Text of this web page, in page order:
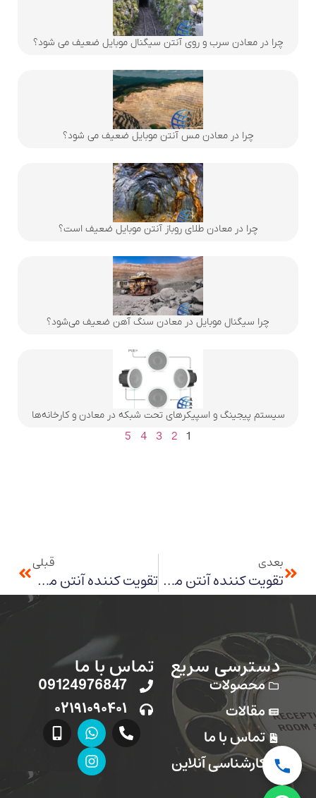
چرا در معادن سرب و روی آنتن سیگنال موبایل ضعیف می شود؟
چرا در معادن مس آنتن موبایل ضعیف می شود؟
چرا در معادن طلای روباز آنتن موبایل ضعیف است؟
چرا سیگنال موبایل در معادن سنگ آهن ضعیف می‌شود؟
سیستم پیجینگ و اسپیکرهای تحت شبکه در معادن و کارخانه‌ها
1
2
3
4
5
بعدی
تقویت کننده آنتن موبایل در معادن استان فارس
قبلی
تقویت کننده آنتن موبایل در معادن سیستان و بلوچستان
دسترسی سریع
محصولات
مقالات
تماس با ما
کارشناسی آنلاین
تماس با ما
09124976847
۰۲۱۹۱۰۹۰۴۰۱